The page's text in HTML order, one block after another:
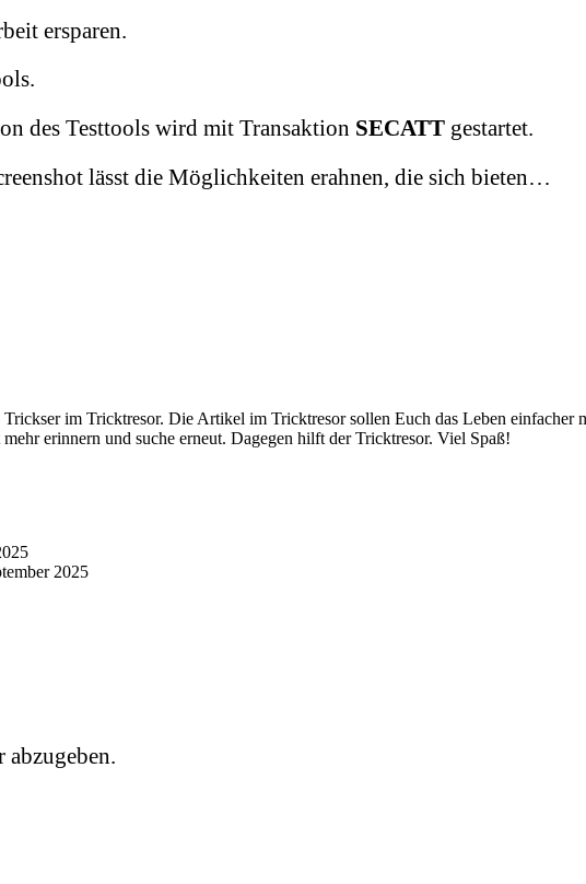
ersparen.
des Testtools wird mit Transaktion SECATT gestartet.
lässt die Möglichkeiten erahnen, die sich bieten…
im Tricktresor. Die Artikel im Tricktresor sollen Euch das Leben einfacher
erinnern und suche erneut. Dagegen hilft der Tricktresor. Viel Spaß!
2025
abzugeben.